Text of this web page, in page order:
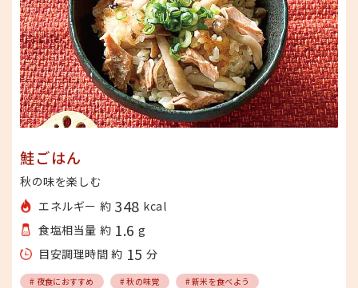
鮭ごはん
秋の味を楽しむ
エネルギー 約 348 kcal
食塩相当量 約 1.6 g
目安調理時間 約 15 分
# 夜食におすすめ # 秋の味覚
# 新米を食べよう